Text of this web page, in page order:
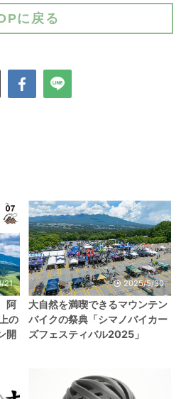
に戻る
21
阿
の
開
2025/5/30
大自然を満喫できるマウンテン
バイクの祭典「シマノバイカー
ズフェスティバル2025」